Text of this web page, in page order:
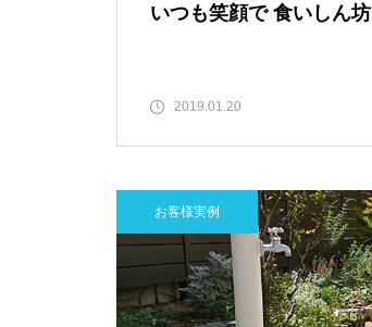
いつも笑顔で 食いしん坊
2019.01.20
お客様実例